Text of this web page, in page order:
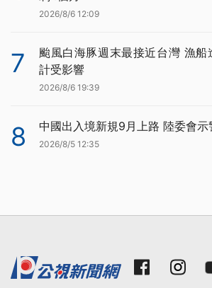
2026/8/6 12:09
7
颱風白海豚週末最接近台灣 漁船
計受影響
2026/8/6 19:39
8 中國出入境新規9月上路 陸委會示
2026/8/5 12:35